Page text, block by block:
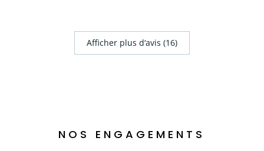
Afficher plus d‘avis (16)
NOS ENGAGEMENTS